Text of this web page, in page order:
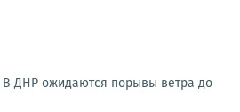
В ДНР ожидаются порывы ветра до